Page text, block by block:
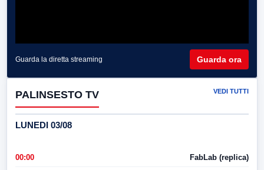
Guarda la diretta streaming Guarda ora
PALINSESTO TV VEDI TUTTI
LUNEDI 03/08
00:00 FabLab (replica)